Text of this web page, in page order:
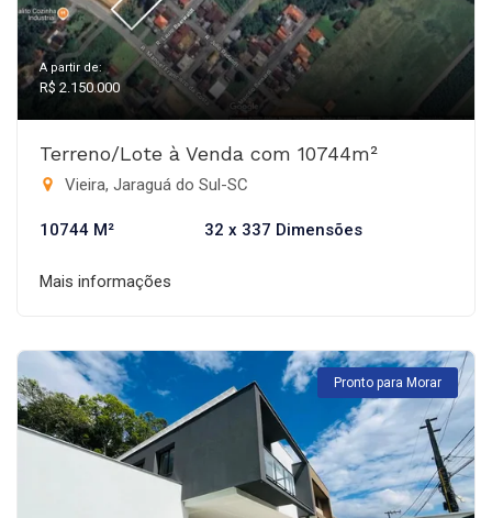
A partir de:
R$ 2.150.000
Terreno/Lote à Venda com 10744m²
Vieira, Jaraguá do Sul-SC
10744 M² 32 x 337 Dimensões
Mais informações
Pronto para Morar